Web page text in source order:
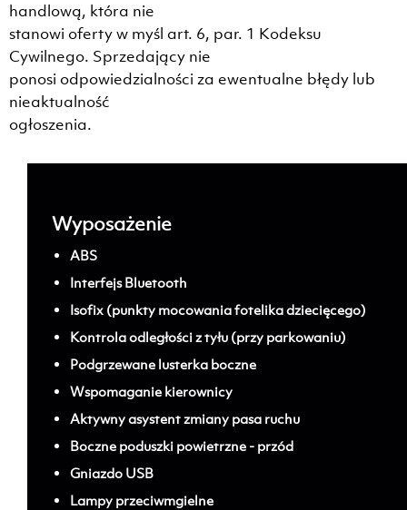
handlową, która nie
stanowi oferty w myśl art. 6, par. 1 Kodeksu
Cywilnego. Sprzedający nie
ponosi odpowiedzialności za ewentualne błędy lub
nieaktualność
ogłoszenia.
Wyposażenie
ABS
Interfejs Bluetooth
Isofix (punkty mocowania fotelika dziecięcego)
Kontrola odległości z tyłu (przy parkowaniu)
Podgrzewane lusterka boczne
Wspomaganie kierownicy
Aktywny asystent zmiany pasa ruchu
Boczne poduszki powietrzne - przód
Gniazdo USB
Lampy przeciwmgielne